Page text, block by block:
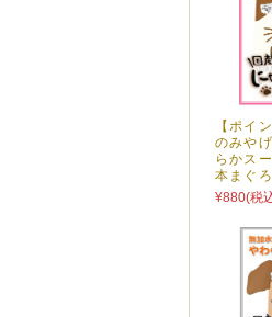
【ポイ
のみや
らかス
本まぐ
¥880(税